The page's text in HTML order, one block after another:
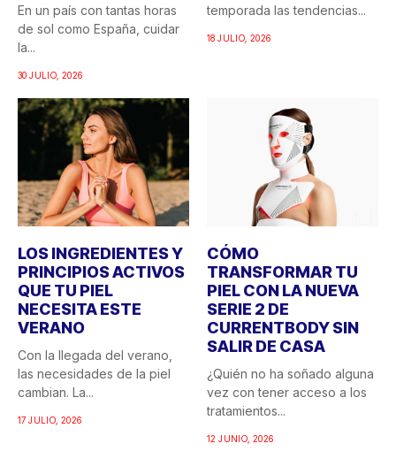
En un país con tantas horas
de sol como España, cuidar
la...
30 JULIO, 2026
temporada las tendencias...
18 JULIO, 2026
LOS INGREDIENTES Y
PRINCIPIOS ACTIVOS
QUE TU PIEL
NECESITA ESTE
VERANO
Con la llegada del verano,
las necesidades de la piel
cambian. La...
17 JULIO, 2026
CÓMO
TRANSFORMAR TU
PIEL CON LA NUEVA
SERIE 2 DE
CURRENTBODY SIN
SALIR DE CASA
¿Quién no ha soñado alguna
vez con tener acceso a los
tratamientos...
12 JUNIO, 2026